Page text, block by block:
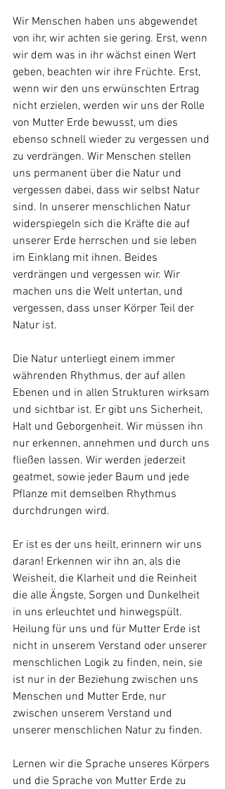
Wir Menschen haben uns abgewendet
von ihr, wir achten sie gering. Erst, wenn
wir dem was in ihr wächst einen Wert
geben, beachten wir ihre Früchte. Erst,
wenn wir den uns erwünschten Ertrag
nicht erzielen, werden wir uns der Rolle
von Mutter Erde bewusst, um dies
ebenso schnell wieder zu vergessen und
zu verdrängen. Wir Menschen stellen
uns permanent über die Natur und
vergessen dabei, dass wir selbst Natur
sind. In unserer menschlichen Natur
widerspiegeln sich die Kräfte die auf
unserer Erde herrschen und sie leben
im Einklang mit ihnen. Beides
verdrängen und vergessen wir. Wir
machen uns die Welt untertan, und
vergessen, dass unser Körper Teil der
Natur ist.
Die Natur unterliegt einem immer
währenden Rhythmus, der auf allen
Ebenen und in allen Strukturen wirksam
und sichtbar ist. Er gibt uns Sicherheit,
Halt und Geborgenheit. Wir müssen ihn
nur erkennen, annehmen und durch uns
fließen lassen. Wir werden jederzeit
geatmet, sowie jeder Baum und jede
Pflanze mit demselben Rhythmus
durchdrungen wird.
Er ist es der uns heilt, erinnern wir uns
daran! Erkennen wir ihn an, als die
Weisheit, die Klarheit und die Reinheit
die alle Ängste, Sorgen und Dunkelheit
in uns erleuchtet und hinwegspült.
Heilung für uns und für Mutter Erde ist
nicht in unserem Verstand oder unserer
menschlichen Logik zu finden, nein, sie
ist nur in der Beziehung zwischen uns
Menschen und Mutter Erde, nur
zwischen unserem Verstand und
unserer menschlichen Natur zu finden.
Lernen wir die Sprache unseres Körpers
und die Sprache von Mutter Erde zu